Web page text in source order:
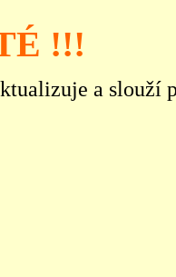
!!!
a slouží